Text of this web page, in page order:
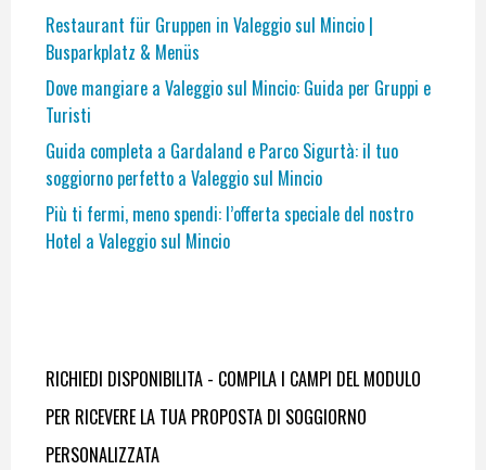
Restaurant für Gruppen in Valeggio sul Mincio |
Busparkplatz & Menüs
Dove mangiare a Valeggio sul Mincio: Guida per Gruppi e
Turisti
Guida completa a Gardaland e Parco Sigurtà: il tuo
soggiorno perfetto a Valeggio sul Mincio
Più ti fermi, meno spendi: l’offerta speciale del nostro
Hotel a Valeggio sul Mincio
RICHIEDI DISPONIBILITA - COMPILA I CAMPI DEL MODULO
PER RICEVERE LA TUA PROPOSTA DI SOGGIORNO
PERSONALIZZATA